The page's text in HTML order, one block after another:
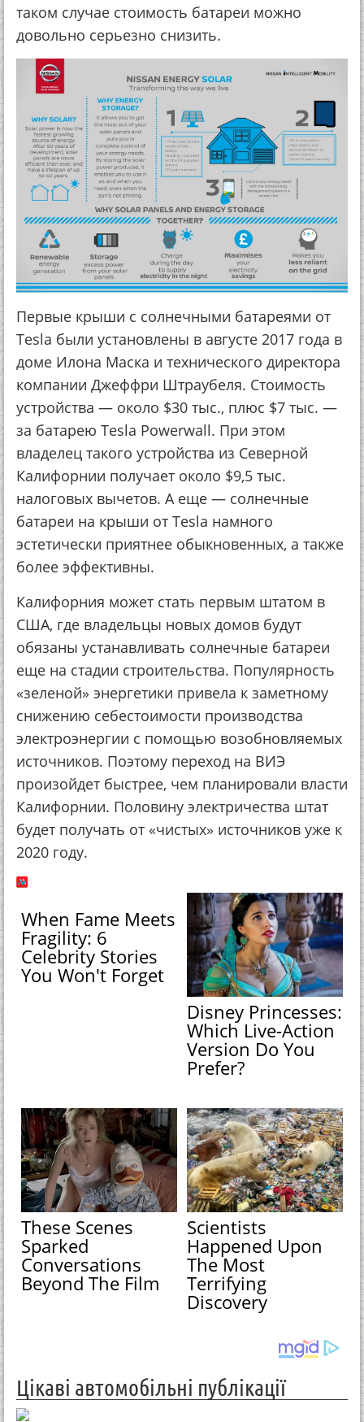
таком случае стоимость батареи можно
довольно серьезно снизить.
Первые крыши с солнечными батареями от
Tesla были установлены в августе 2017 года в
доме Илона Маска и технического директора
компании Джеффри Штраубеля. Стоимость
устройства — около $30 тыс., плюс $7 тыс. —
за батарею Tesla Powerwall. При этом
владелец такого устройства из Северной
Калифорнии получает около $9,5 тыс.
налоговых вычетов. А еще — солнечные
батареи на крыши от Tesla намного
эстетически приятнее обыкновенных, а также
более эффективны.
Калифорния может стать первым штатом в
США, где владельцы новых домов будут
обязаны устанавливать солнечные батареи
еще на стадии строительства. Популярность
«зеленой» энергетики привела к заметному
снижению себестоимости производства
электроэнергии с помощью возобновляемых
источников. Поэтому переход на ВИЭ
произойдет быстрее, чем планировали власти
Калифорнии. Половину электричества штат
будет получать от «чистых» источников уже к
2020 году.
When Fame Meets
Fragility: 6
Celebrity Stories
You Won't Forget
Disney Princesses:
Which Live-Action
Version Do You
Prefer?
These Scenes
Sparked
Conversations
Beyond The Film
Scientists
Happened Upon
The Most
Terrifying
Discovery
Цікаві автомобільні публікації